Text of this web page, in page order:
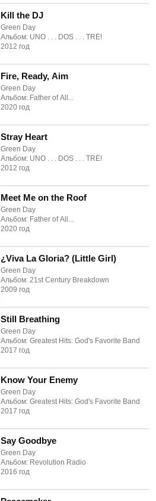
Kill the DJ
Green Day
Альбом: UNO . . . DOS . . . TRÉ!
2012 год
Fire, Ready, Aim
Green Day
Альбом: Father of All...
2020 год
Stray Heart
Green Day
Альбом: UNO . . . DOS . . . TRÉ!
2012 год
Meet Me on the Roof
Green Day
Альбом: Father of All...
2020 год
¿Viva La Gloria? (Little Girl)
Green Day
Альбом: 21st Century Breakdown
2009 год
Still Breathing
Green Day
Альбом: Greatest Hits: God's Favorite Band
2017 год
Know Your Enemy
Green Day
Альбом: Greatest Hits: God's Favorite Band
2017 год
Say Goodbye
Green Day
Альбом: Revolution Radio
2016 год